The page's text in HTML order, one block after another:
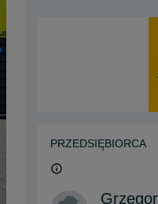
PRZEDSIĘBIORCA